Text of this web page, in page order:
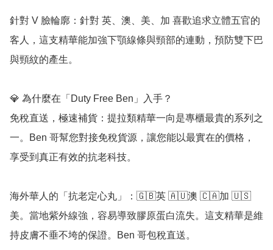
針對 V 臉輪廓：針對 英、澳、美、加 喜歡追求立體五官的
客人，這支精華能加強下顎線條與頸部的連動，預防雙下巴
與頸紋的產生。
💎 為什麼在「Duty Free Ben」入手？
免稅直送，極速補貨：提拉類精華一向是專櫃最貴的系列之
一。Ben 哥幫您對接免稅貨源，讓您能以最實在的價格，
享受到真正有效的抗老科技。
海外華人的「抗老定心丸」：🇬🇧英 🇦🇺澳 🇨🇦加 🇺🇸
美。當地紫外線強，容易導致膠原蛋白流失。這支精華是維
持皮膚不垂不垮的保證。Ben 哥包稅直送。